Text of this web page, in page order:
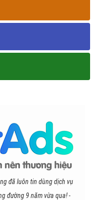
đã luôn tin dùng dịch vụ
đường 9 năm vừa qua! -